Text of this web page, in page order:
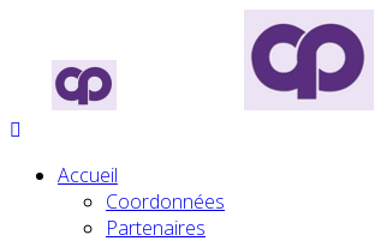
Accueil
Coordonnées
Partenaires